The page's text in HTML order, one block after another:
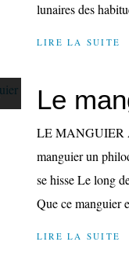
lunaires des
LIRE LA SUITE
Le
LE MANGUIER
manguier un
se hisse Le long
Que ce manguier
LIRE LA SUITE